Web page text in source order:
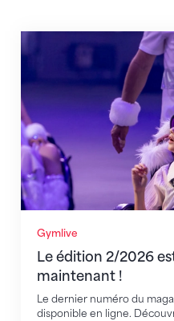
Gymlive
Le édition 2/2026
maintenant !
Le dernier numéro du
disponible en ligne.
Le édition 2/2026 est